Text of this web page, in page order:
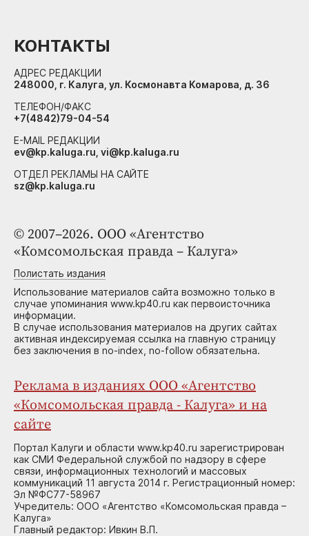
© 2007–2026. ООО «Агентство
«Комсомольская правда – Калуга»
Полистать издания
Использование материалов сайта возможно только в
случае упоминания www.kp40.ru как первоисточника
информации.
В случае использования материалов на других сайтах
активная индексируемая ссылка на главную страницу
без заключения в no-index, no-follow обязательна.
Реклама в изданиях ООО «Агентство
«Комсомольская правда - Калуга» и на
сайте
Портал Калуги и области www.kp40.ru зарегистрирован
как СМИ Федеральной службой по надзору в сфере
связи, информационных технологий и массовых
коммуникаций 11 августа 2014 г. Регистрационный номер:
Эл №ФС77-58967
Учредитель: ООО «Агентство «Комсомольская правда –
Калуга»
Главный редактор: Ивкин В.П.
КОНТАКТЫ
АДРЕС РЕДАКЦИИ
248000, г. Калуга, ул. Космонавта Комарова, д. 36
ТЕЛЕФОН/ФАКС
+7(4842)79-04-54
E-MAIL РЕДАКЦИИ
ev@kp.kaluga.ru, vi@kp.kaluga.ru
ОТДЕЛ РЕКЛАМЫ НА САЙТЕ
sz@kp.kaluga.ru